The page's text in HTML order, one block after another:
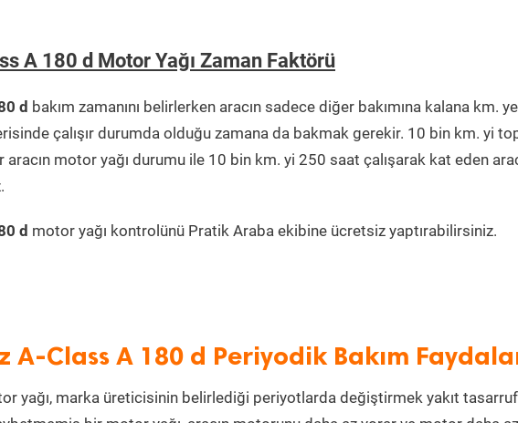
A 180 d Motor Yağı Zaman Faktörü
d bakım zamanını belirlerken aracın sadece diğer bakımına kalana km. ye
çalışır durumda olduğu zamana da bakmak gerekir. 10 bin km. yi
motor yağı durumu ile 10 bin km. yi 250 saat çalışarak kat eden
d motor yağı kontrolünü Pratik Araba ekibine ücretsiz yaptırabilirsiniz.
A-Class A 180 d Periyodik Bakım
yağı, marka üreticisinin belirlediği periyotlarda değiştirmek yakıt